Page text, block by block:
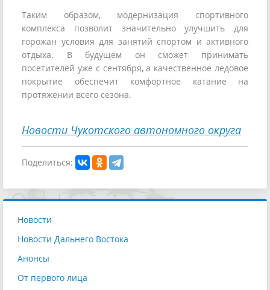
Таким образом, модернизация спортивного
комплекса позволит значительно улучшить для
горожан условия для занятий спортом и активного
отдыха. В будущем он сможет принимать
посетителей уже с сентября, а качественное ледовое
покрытие обеспечит комфортное катание на
протяжении всего сезона.
Новости Чукотского автономного округа
Поделиться:
Новости
Новости Дальнего Востока
Анонсы
От первого лица